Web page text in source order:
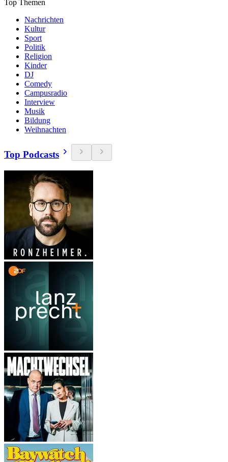
Top Themen
Nachrichten
Kultur
Sport
Politik
Religion
Kinder
DJ
Comedy
Campusradio
Interview
Musik
Bildung
Weihnachten
Top Podcasts